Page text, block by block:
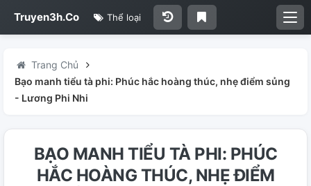
Truyen3h.Co Thể loại
Trang Chủ
Bạo manh tiểu tà phi: Phúc hắc hoàng thúc, nhẹ điểm sủng
- Lương Phi Nhi
BẠO MANH TIỂU TÀ PHI: PHÚC
HẮC HOÀNG THÚC, NHẸ ĐIỂM